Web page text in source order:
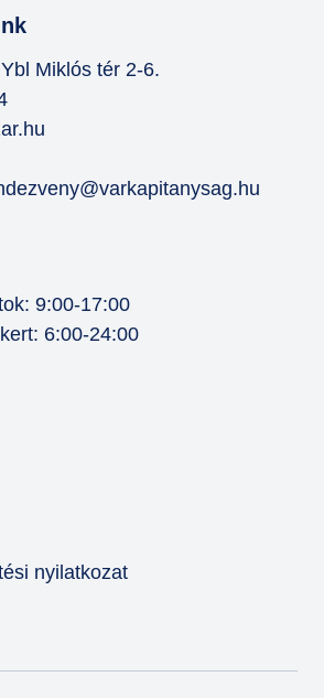
Miklós tér 2-6.
9:00-17:00
6:00-24:00
nyilatkozat